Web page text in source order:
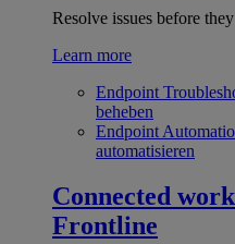
Resolve issues before
Learn more
Endpoint
beheben
Endpoint
automatisieren
Connected
Frontline